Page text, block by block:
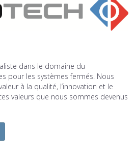
dans le domaine du
pour les systèmes fermés. Nous
à la qualité, l’innovation et le
valeurs que nous sommes devenus